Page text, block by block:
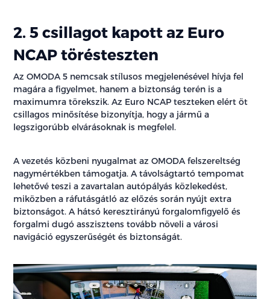
2. 5 csillagot kapott az Euro
NCAP törésteszten
Az OMODA 5 nemcsak stílusos megjelenésével hívja fel
magára a figyelmet, hanem a biztonság terén is a
maximumra törekszik. Az Euro NCAP teszteken elért öt
csillagos minősítése bizonyítja, hogy a jármű a
legszigorúbb elvárásoknak is megfelel.
A vezetés közbeni nyugalmat az OMODA felszereltség
nagymértékben támogatja. A távolságtartó tempomat
lehetővé teszi a zavartalan autópályás közlekedést,
miközben a ráfutásgátló az előzés során nyújt extra
biztonságot. A hátsó keresztirányú forgalomfigyelő és
forgalmi dugó asszisztens tovább növeli a városi
navigáció egyszerűségét és biztonságát.